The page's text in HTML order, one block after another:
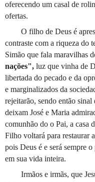
oferecendo um casal de
ofertas.
O filho de Deus é
contraste com a riqueza do
Simão que fala maravilhas
nações", luz que vinha de
libertada do pecado e da
e marginalizados da
rejeitarão, sendo então
deixam José e Maria
comunhão do o Pai, a casa
Filho voltará para restaurar
pois Deus é e será sempre
em sua vida inteira.
Irmãos e irmãs, que